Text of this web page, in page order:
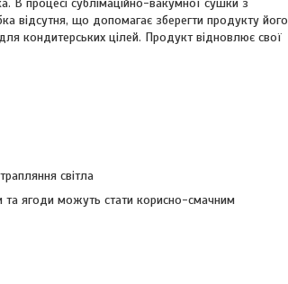
В процесі сублімаційно-вакумної сушки з
відсутня, що допомагає зберегти продукту його
кондитерських цілей. Продукт відновлює свої
світла
та ягоди можуть стати корисно-смачним